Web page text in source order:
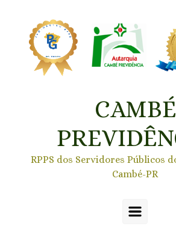
CAMBÉ
RPPS dos Servidores Públicos
Cambé-PR